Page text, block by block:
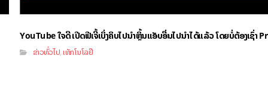
YouTube ໃຈດີ ເປີດຟີເຈີ້ເບິ່ງຄິບໄປນຳຫຼິ້ນແອັບອື່ນໄປນຳໄດ້ແລ້ວ ໂດຍບໍ່ຕ້ອງເຊົ່າ
ຂ່າວທົ່ວໄປ,ເທັກໂນໂລຢີ